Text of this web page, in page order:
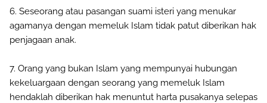
6. Seseorang atau pasangan suami isteri yang menukar
agamanya dengan memeluk Islam tidak patut diberikan hak
penjagaan anak.
7. Orang yang bukan Islam yang mempunyai hubungan
kekeluargaan dengan seorang yang memeluk Islam
hendaklah diberikan hak menuntut harta pusakanya selepas